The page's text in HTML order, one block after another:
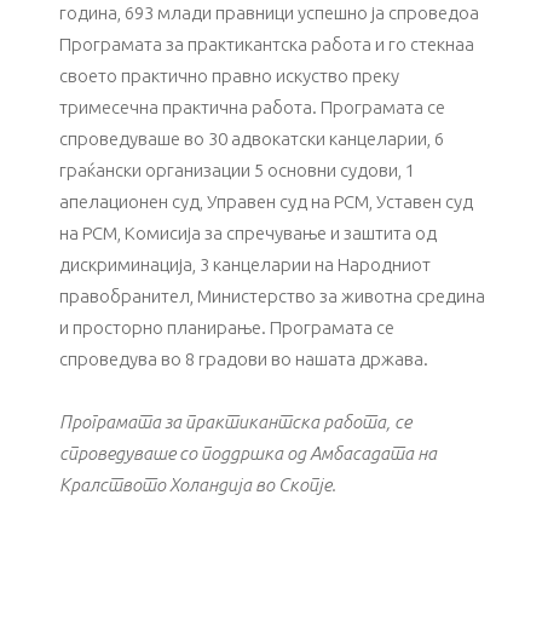
година, 693 млади правници успешно ја спроведоа
Програмата за практикантска работа и го стекнаа
своето практично правно искуство преку
тримесечна практична работа. Програмата се
спроведуваше во 30 aдвокатски канцеларии, 6
граќански организации 5 основни судови, 1
апелационен суд, Управен суд на РСМ, Уставен суд
на РСМ, Комисија за спречување и заштита од
дискриминација, 3 канцеларии на Народниот
правобранител, Министерство за животна средина
и просторно планирање. Програмата се
спроведува во 8 градови во нашата држава.
Програмата за практикантска работа, се
спроведуваше со поддршка од Амбасадата на
Кралството Холандија во Скопје.